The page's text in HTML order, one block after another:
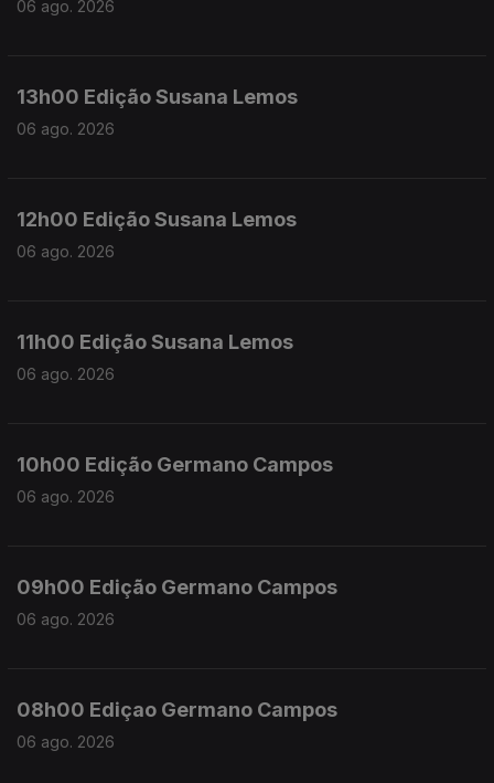
06 ago. 2026
13h00 Edição Susana Lemos
06 ago. 2026
12h00 Edição Susana Lemos
06 ago. 2026
11h00 Edição Susana Lemos
06 ago. 2026
10h00 Edição Germano Campos
06 ago. 2026
09h00 Edição Germano Campos
06 ago. 2026
08h00 Ediçao Germano Campos
06 ago. 2026